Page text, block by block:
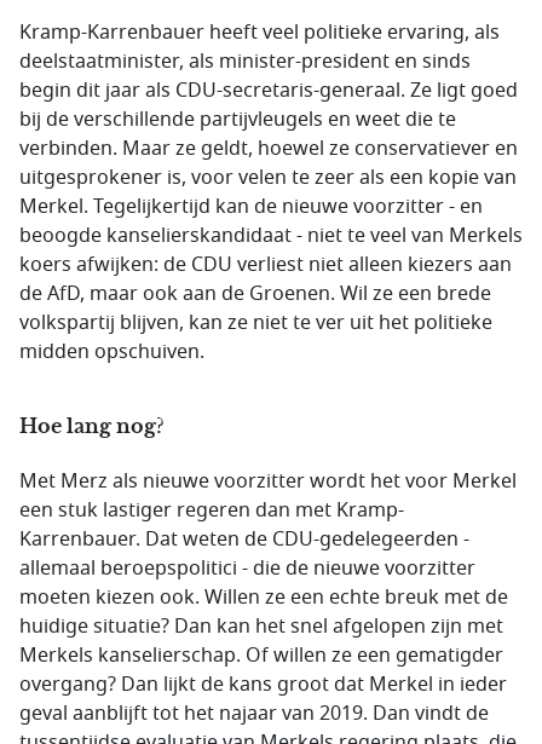
Kramp-Karrenbauer heeft veel politieke ervaring, als
deelstaatminister, als minister-president en sinds
begin dit jaar als CDU-secretaris-generaal. Ze ligt goed
bij de verschillende partijvleugels en weet die te
verbinden. Maar ze geldt, hoewel ze conservatiever en
uitgesprokener is, voor velen te zeer als een kopie van
Merkel. Tegelijkertijd kan de nieuwe voorzitter - en
beoogde kanselierskandidaat - niet te veel van Merkels
koers afwijken: de CDU verliest niet alleen kiezers aan
de AfD, maar ook aan de Groenen. Wil ze een brede
volkspartij blijven, kan ze niet te ver uit het politieke
midden opschuiven.
Hoe lang nog?
Met Merz als nieuwe voorzitter wordt het voor Merkel
een stuk lastiger regeren dan met Kramp-
Karrenbauer. Dat weten de CDU-gedelegeerden -
allemaal beroepspolitici - die de nieuwe voorzitter
moeten kiezen ook. Willen ze een echte breuk met de
huidige situatie? Dan kan het snel afgelopen zijn met
Merkels kanselierschap. Of willen ze een gematigder
overgang? Dan lijkt de kans groot dat Merkel in ieder
geval aanblijft tot het najaar van 2019. Dan vindt de